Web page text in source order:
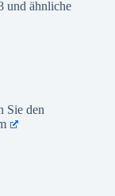
und ähnliche
Sie den